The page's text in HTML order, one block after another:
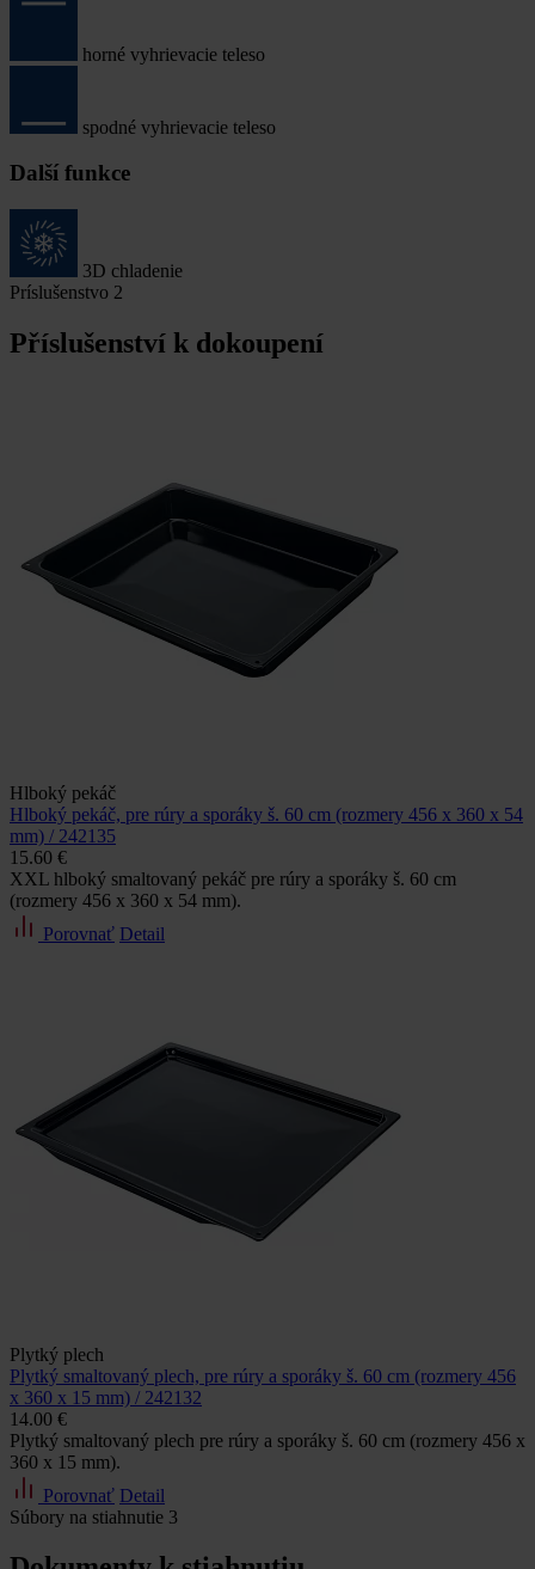
horné vyhrievacie teleso
spodné vyhrievacie teleso
Další funkce
3D chladenie
Príslušenstvo 2
Příslušenství k dokoupení
Hlboký pekáč
Hlboký pekáč, pre rúry a sporáky š. 60 cm (rozmery 456 x 360 x 54
mm) / 242135
15.60 €
XXL hlboký smaltovaný pekáč pre rúry a sporáky š. 60 cm
(rozmery 456 x 360 x 54 mm).
Porovnať Detail
Plytký plech
Plytký smaltovaný plech, pre rúry a sporáky š. 60 cm (rozmery 456
x 360 x 15 mm) / 242132
14.00 €
Plytký smaltovaný plech pre rúry a sporáky š. 60 cm (rozmery 456 x
360 x 15 mm).
Porovnať Detail
Súbory na stiahnutie 3